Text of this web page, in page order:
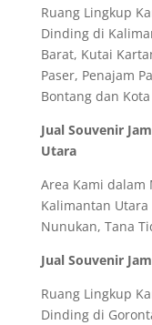
Ruang Lingkup
Dinding di
Barat, Kutai
Paser, Penajam
Bontang dan
Jual Souvenir
Utara
Area Kami dalam
Kalimantan
Nunukan, Tana
Jual Souvenir
Ruang Lingkup
Dinding di